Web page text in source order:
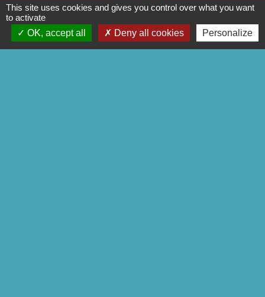
Contact par formulaire
This site uses cookies and gives you control over what you want
to activate
OK, accept all
Deny all cookies Personalize